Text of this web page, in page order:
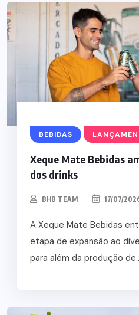
BEBIDAS
Xeque Mate Bebidas
dos drinks
BHB TEAM 17/07/
A Xeque Mate Bebidas
etapa de expansão ao
para além da produção